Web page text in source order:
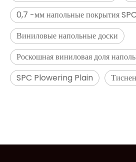
0,7 -мм напольные покрытия
Виниловые напольные доски
Роскошная виниловая доля
SPC Plowering Plain